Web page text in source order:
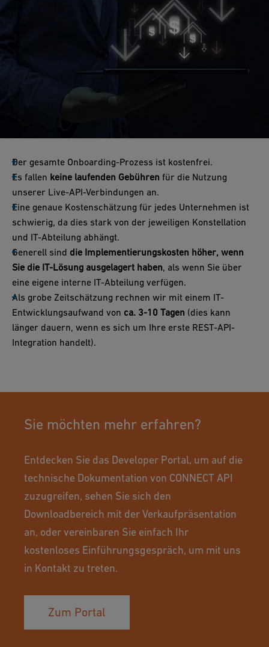
Der gesamte Onboarding-Prozess ist kostenfrei.
Es fallen keine laufenden Gebühren für die Nutzung
unserer Live-API-Verbindungen an.
Eine genaue Kostenschätzung für jedes Unternehmen ist
schwierig, da dies stark von der jeweiligen Konstellation
und IT-Abteilung abhängt.
Generell sind die Implementierungskosten höher, wenn
Sie die IT-Lösung ausgelagert haben, als wenn Sie über
eine eigene interne IT-Abteilung verfügen.
Als grobe Zeitschätzung rechnen wir mit einem IT-
Entwicklungsaufwand von ca. 3-10 Tagen (dies kann
länger dauern, wenn es sich um Ihre erste REST-API-
Integration handelt).
Sie möchten mehr erfahren?
Entdecken Sie das Developer Portal, um auf die
technische Dokumentation von CONNECT API
zuzugreifen, sehen Sie sich den
Downloadbereich mit der Verkaufpräsentation
an, oder vereinbaren Sie einfach Ihr
kostenloses Einführungsgespräch, um mit uns
in Kontakt zu treten.
Zum Portal